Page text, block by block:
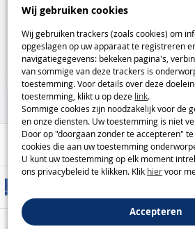
Wij gebruiken cookies
Wij gebruiken trackers (zoals cookies) om
opgeslagen op uw apparaat te registreren
navigatiegegevens: bekeken pagina's,
van sommige van deze trackers is
toestemming. Voor details over deze
toestemming, klikt u op deze link.
Sommige cookies zijn noodzakelijk voor de
en onze diensten. Uw toestemming is niet
Door op "doorgaan zonder te accepteren"
cookies die aan uw toestemming
U kunt uw toestemming op elk moment
ons privacybeleid te klikken. Klik hiervoor
Accepteren
PLAYMOBIL Dragons Astrid en
Harold 70045 (bruiloftsscène)
voor fantasierijk roll Playmobil
,99€
Playmobil
8,99€
Hulp / Contact